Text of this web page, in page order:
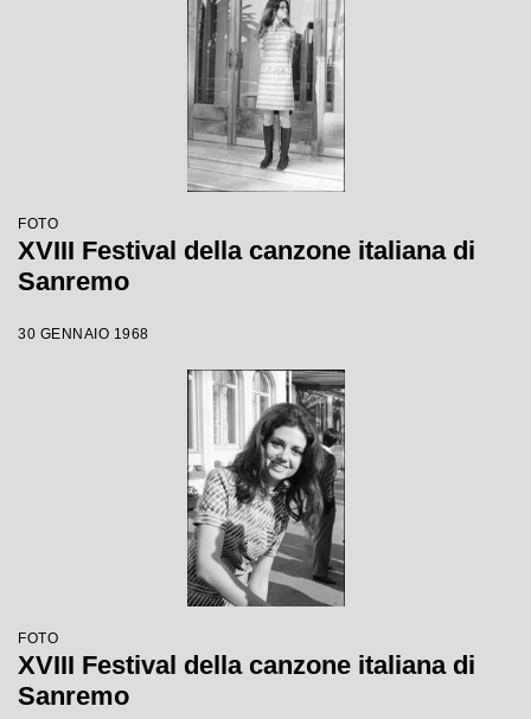
FOTO
XVIII Festival della canzone italiana di
Sanremo
30 GENNAIO 1968
FOTO
XVIII Festival della canzone italiana di
Sanremo